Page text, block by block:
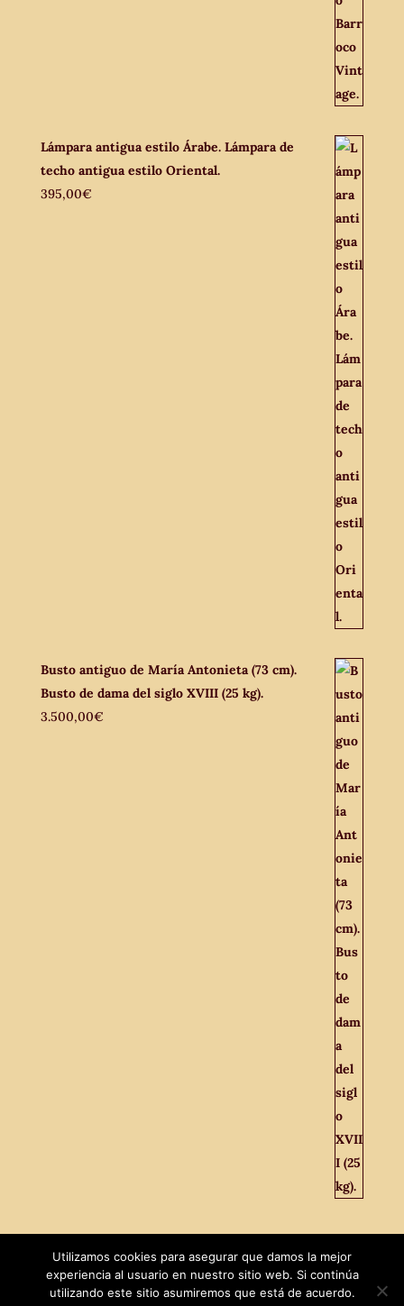
Lámpara antigua estilo Árabe. Lámpara de
techo antigua estilo Oriental.
395,00€
Busto antiguo de María Antonieta (73 cm).
Busto de dama del siglo XVIII (25 kg).
3.500,00€
Utilizamos cookies para asegurar que damos la mejor
experiencia al usuario en nuestro sitio web. Si continúa
utilizando este sitio asumiremos que está de acuerdo.